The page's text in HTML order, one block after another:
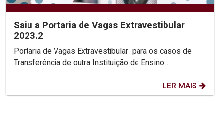
Saiu a Portaria de Vagas Extravestibular
2023.2
Portaria de Vagas Extravestibular para os casos de
Transferência de outra Instituição de Ensino...
LER MAIS